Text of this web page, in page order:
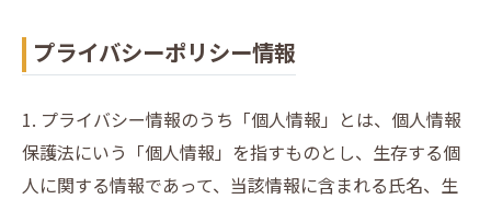
プライバシーポリシー情報
1. プライバシー情報のうち「個人情報」とは、個人情報
保護法にいう「個人情報」を指すものとし、生存する個
人に関する情報であって、当該情報に含まれる氏名、生